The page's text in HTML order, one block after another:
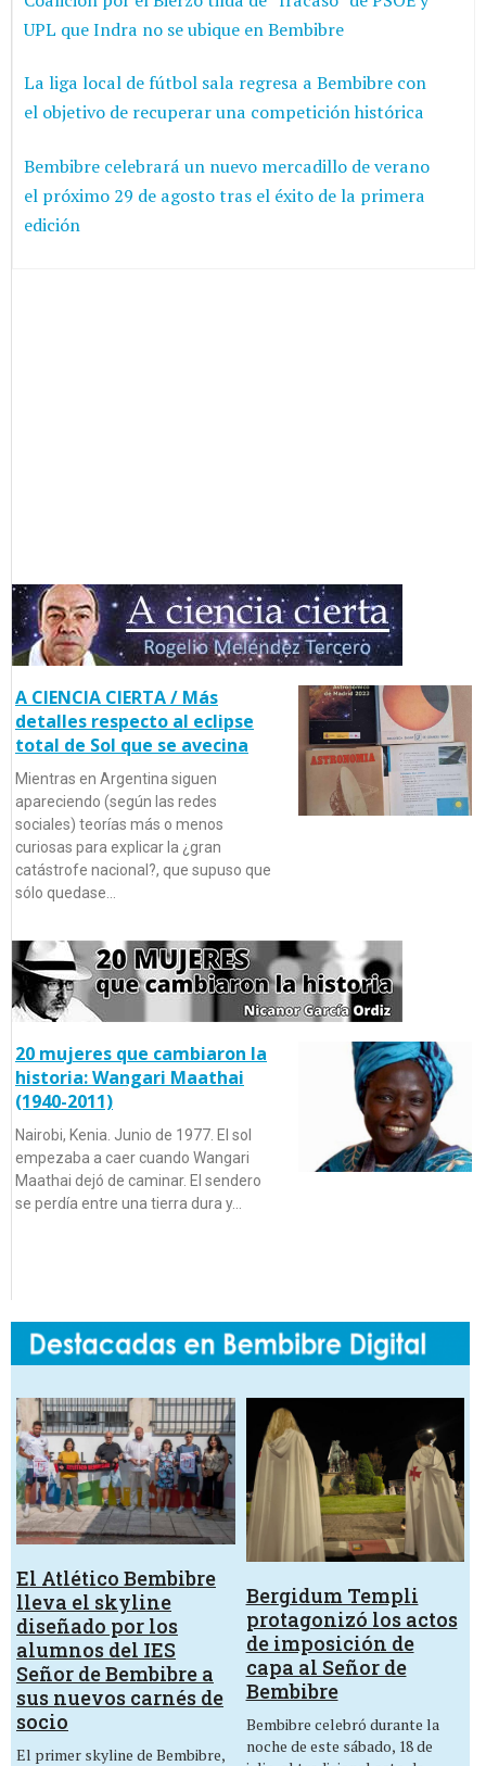
UPL que Indra no se ubique en Bembibre
La liga local de fútbol sala regresa a Bembibre con
el objetivo de recuperar una competición histórica
Bembibre celebrará un nuevo mercadillo de verano
el próximo 29 de agosto tras el éxito de la primera
edición
A CIENCIA CIERTA / Más
detalles respecto al eclipse
total de Sol que se avecina
Mientras en Argentina siguen
apareciendo (según las redes
sociales) teorías más o menos
curiosas para explicar la ¿gran
catástrofe nacional?, que supuso que
sólo quedase…
20 mujeres que cambiaron la
historia: Wangari Maathai
(1940-2011)
Nairobi, Kenia. Junio de 1977. El sol
empezaba a caer cuando Wangari
Maathai dejó de caminar. El sendero
se perdía entre una tierra dura y…
El Atlético Bembibre
lleva el skyline
diseñado por los
alumnos del IES
Señor de Bembibre a
sus nuevos carnés de
socio
El primer skyline de Bembibre,
Bergidum Templi
protagonizó los actos
de imposición de
capa al Señor de
Bembibre
Bembibre celebró durante la
noche de este sábado, 18 de